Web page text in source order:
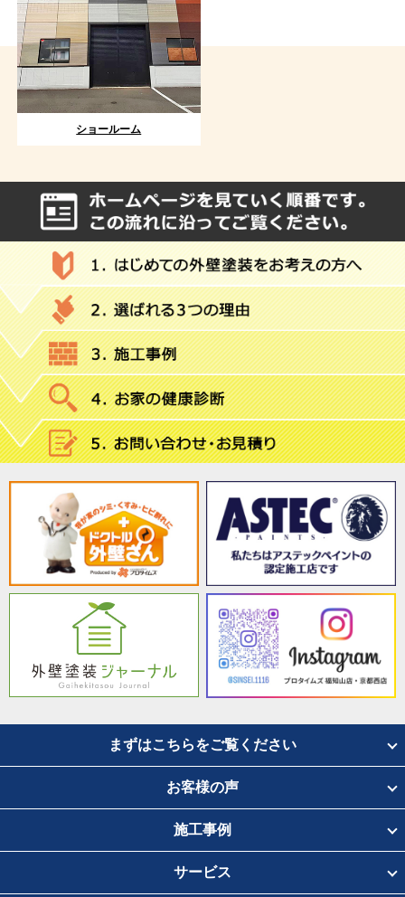
ショールーム
まずはこちらをご覧ください
お客様の声
施工事例
サービス